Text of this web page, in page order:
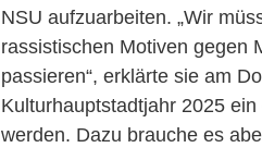
NSU aufzuarbeiten. „Wir
rassistischen Motiven gegen
passieren“, erklärte sie am
Kulturhauptstadtjahr 2025
werden. Dazu brauche es